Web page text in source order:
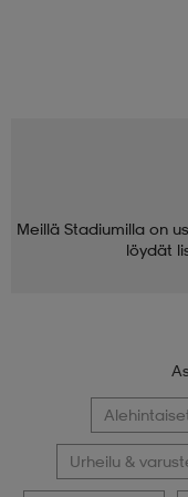
Meillä Stadiumilla on
löydät
Urheilu &